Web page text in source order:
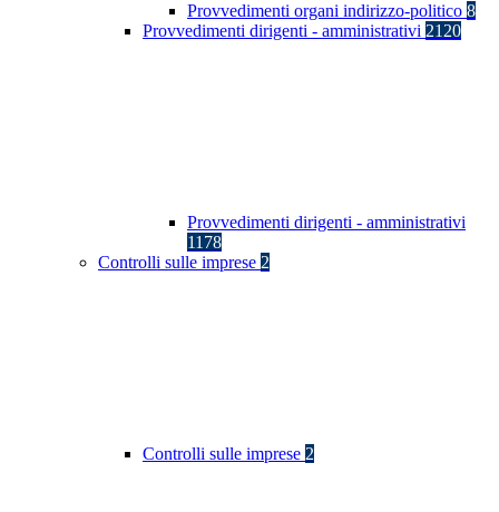
Provvedimenti organi indirizzo-politico 8
Provvedimenti dirigenti - amministrativi 2120
Provvedimenti dirigenti - amministrativi
1178
Controlli sulle imprese 2
Controlli sulle imprese 2